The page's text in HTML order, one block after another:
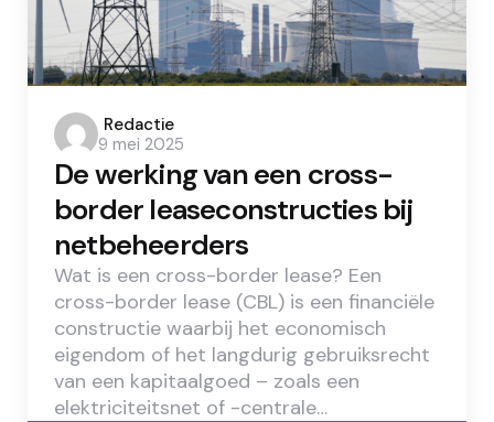
Posted
by
Redactie
9 mei 2025
De werking van een cross-
border leaseconstructies bij
netbeheerders
Wat is een cross-border lease? Een
cross-border lease (CBL) is een financiële
constructie waarbij het economisch
eigendom of het langdurig gebruiksrecht
van een kapitaalgoed – zoals een
elektriciteitsnet of -centrale…